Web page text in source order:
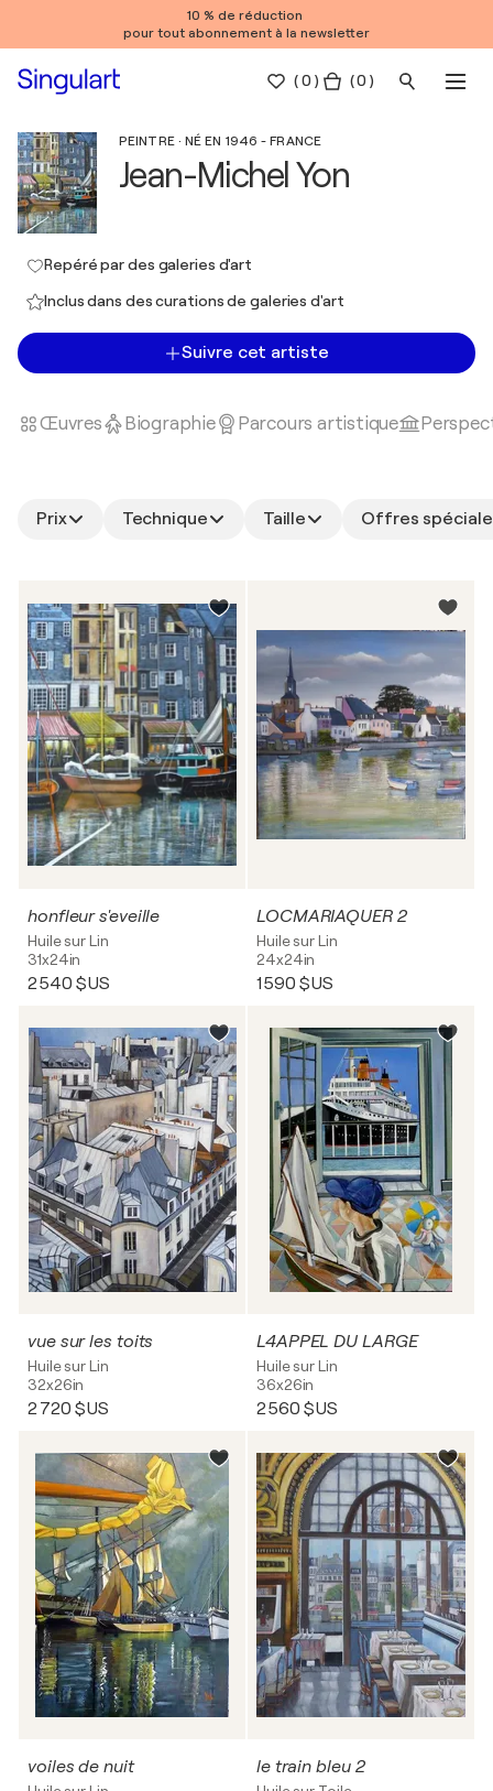
10 % de réduction
pour tout abonnement à la newsletter
(0 ) ( 0 )
PEINTRE · NÉ EN 1946 - FRANCE
Jean-Michel Yon
Repéré par des galeries d'art
Inclus dans des curations de galeries d'art
Suivre cet artiste
Œuvres Biographie Parcours artistique
Prix Technique Taille Offres
honfleur s'eveille
Huile sur Lin
31x24in
2 540 $US
LOCMARIAQUER 2
Huile sur Lin
24x24in
1 590 $US
vue sur les toits
Huile sur Lin
32x26in
2 720 $US
L4APPEL DU LARGE
Huile sur Lin
36x26in
2 560 $US
voiles de nuit le train bleu 2